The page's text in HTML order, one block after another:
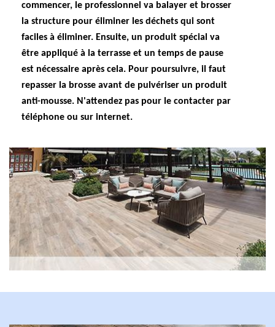
commencer, le professionnel va balayer et brosser
la structure pour éliminer les déchets qui sont
faciles à éliminer. Ensuite, un produit spécial va
être appliqué à la terrasse et un temps de pause
est nécessaire après cela. Pour poursuivre, il faut
repasser la brosse avant de pulvériser un produit
anti-mousse. N'attendez pas pour le contacter par
téléphone ou sur internet.